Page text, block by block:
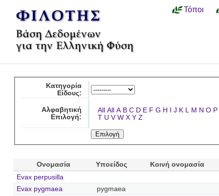
Τόποι
Κατηγορία
Είδους:
Αλφαβητική
Επιλογή:
All All A B C D E F G H I J K L M N O P
T U V W X Y Z
Ονομασία Υποείδος
Κοινή ονομασία
Evax perpusilla
Evax pygmaea
pygmaea